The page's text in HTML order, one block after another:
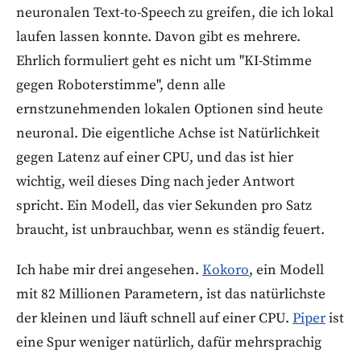
neuronalen Text-to-Speech zu greifen, die ich lokal
laufen lassen konnte. Davon gibt es mehrere.
Ehrlich formuliert geht es nicht um "KI-Stimme
gegen Roboterstimme", denn alle
ernstzunehmenden lokalen Optionen sind heute
neuronal. Die eigentliche Achse ist Natürlichkeit
gegen Latenz auf einer CPU, und das ist hier
wichtig, weil dieses Ding nach jeder Antwort
spricht. Ein Modell, das vier Sekunden pro Satz
braucht, ist unbrauchbar, wenn es ständig feuert.
Ich habe mir drei angesehen. Kokoro, ein Modell
mit 82 Millionen Parametern, ist das natürlichste
der kleinen und läuft schnell auf einer CPU. Piperist
eine Spur weniger natürlich, dafür mehrsprachig